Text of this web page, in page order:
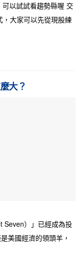
以試試看趨勢縣喔 交
大家可以先從現股練
大？
Seven）」已經成為投
美國經濟的領頭羊，